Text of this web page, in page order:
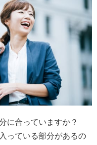
に合っていますか？
っている部分があるの